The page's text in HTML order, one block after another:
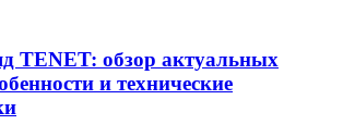
TENET: обзор актуальных
и технические